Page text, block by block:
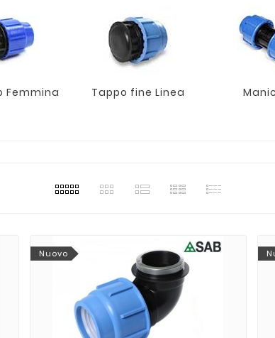
Femmina Tappo fine Linea
Nuovo